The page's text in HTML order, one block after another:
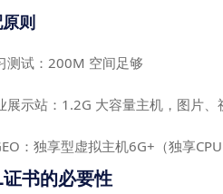
则
测试：200M 空间足够
展示站：1.2G 大容量主机，图片、
：独享型虚拟主机6G+（独享
证书的必要性